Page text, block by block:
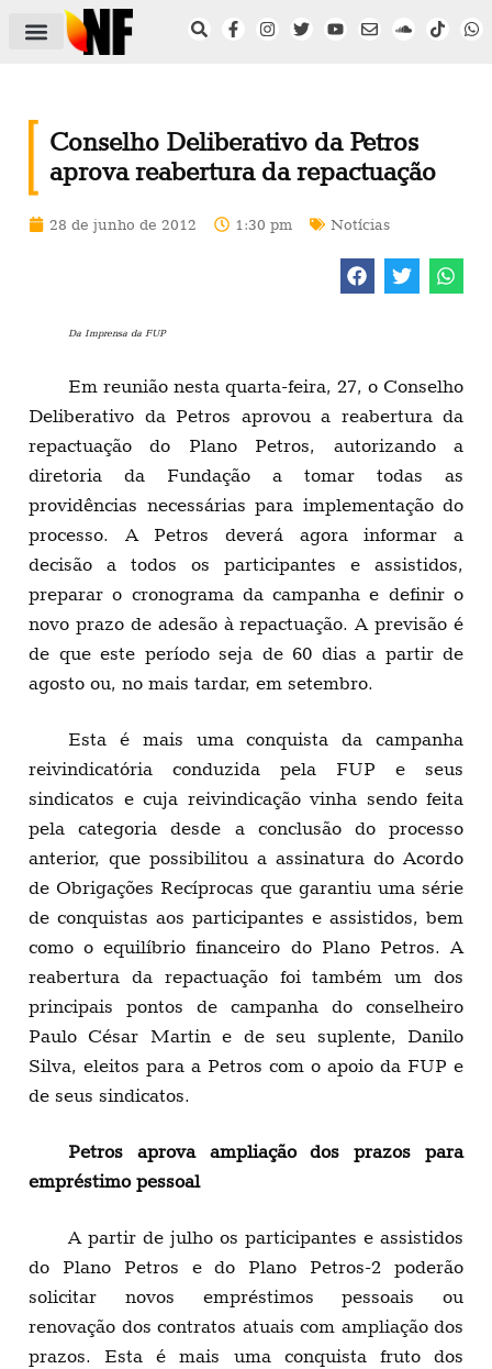
Conselho Deliberativo da Petros
aprova reabertura da repactuação
28 de junho de 2012 1:30 pm Notícias
Da Imprensa da FUP
Em reunião nesta quarta-feira, 27, o Conselho
Deliberativo da Petros aprovou a reabertura da
repactuação do Plano Petros, autorizando a
diretoria da Fundação a tomar todas as
providências necessárias para implementação do
processo. A Petros deverá agora informar a
decisão a todos os participantes e assistidos,
preparar o cronograma da campanha e definir o
novo prazo de adesão à repactuação. A previsão é
de que este período seja de 60 dias a partir de
agosto ou, no mais tardar, em setembro.
Esta é mais uma conquista da campanha
reivindicatória conduzida pela FUP e seus
sindicatos e cuja reivindicação vinha sendo feita
pela categoria desde a conclusão do processo
anterior, que possibilitou a assinatura do Acordo
de Obrigações Recíprocas que garantiu uma série
de conquistas aos participantes e assistidos, bem
como o equilíbrio financeiro do Plano Petros. A
reabertura da repactuação foi também um dos
principais pontos de campanha do conselheiro
Paulo César Martin e de seu suplente, Danilo
Silva, eleitos para a Petros com o apoio da FUP e
de seus sindicatos.
Petros aprova ampliação dos prazos para
empréstimo pessoal
A partir de julho os participantes e assistidos
do Plano Petros e do Plano Petros-2 poderão
solicitar novos empréstimos pessoais ou
renovação dos contratos atuais com ampliação dos
prazos. Esta é mais uma conquista fruto dos